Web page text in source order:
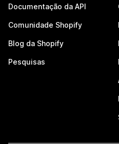
Documentação da API
Comunidade Shopify
Blog da Shopify
Pesquisas